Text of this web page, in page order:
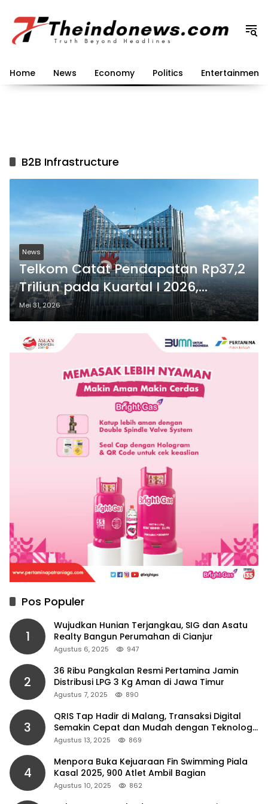
konten
Home News Economy Politics Entertainment
B2B Infrastructure
News
Telkom Catat Pendapatan Rp37,2
Triliun pada Kuartal I 2026,
Transformasi TLKM 30 Mulai
Tunjukkan Hasil
Mei 31, 2026
Pos Populer
1
Wujudkan Hunian Terjangkau, SIG dan Asatu
Realty Bangun Perumahan di Cianjur
Agustus 6, 2025 947
2
36 Ribu Pangkalan Resmi Pertamina Jamin
Distribusi LPG 3 Kg Aman di Jawa Timur
Agustus 7, 2025 890
3
QRIS Tap Hadir di Malang, Transaksi Digital
Semakin Cepat dan Mudah dengan Teknologi
NFC
Agustus 13, 2025 869
4
Menpora Buka Kejuaraan Fin Swimming Piala
Kasal 2025, 900 Atlet Ambil Bagian
Agustus 10, 2025 862